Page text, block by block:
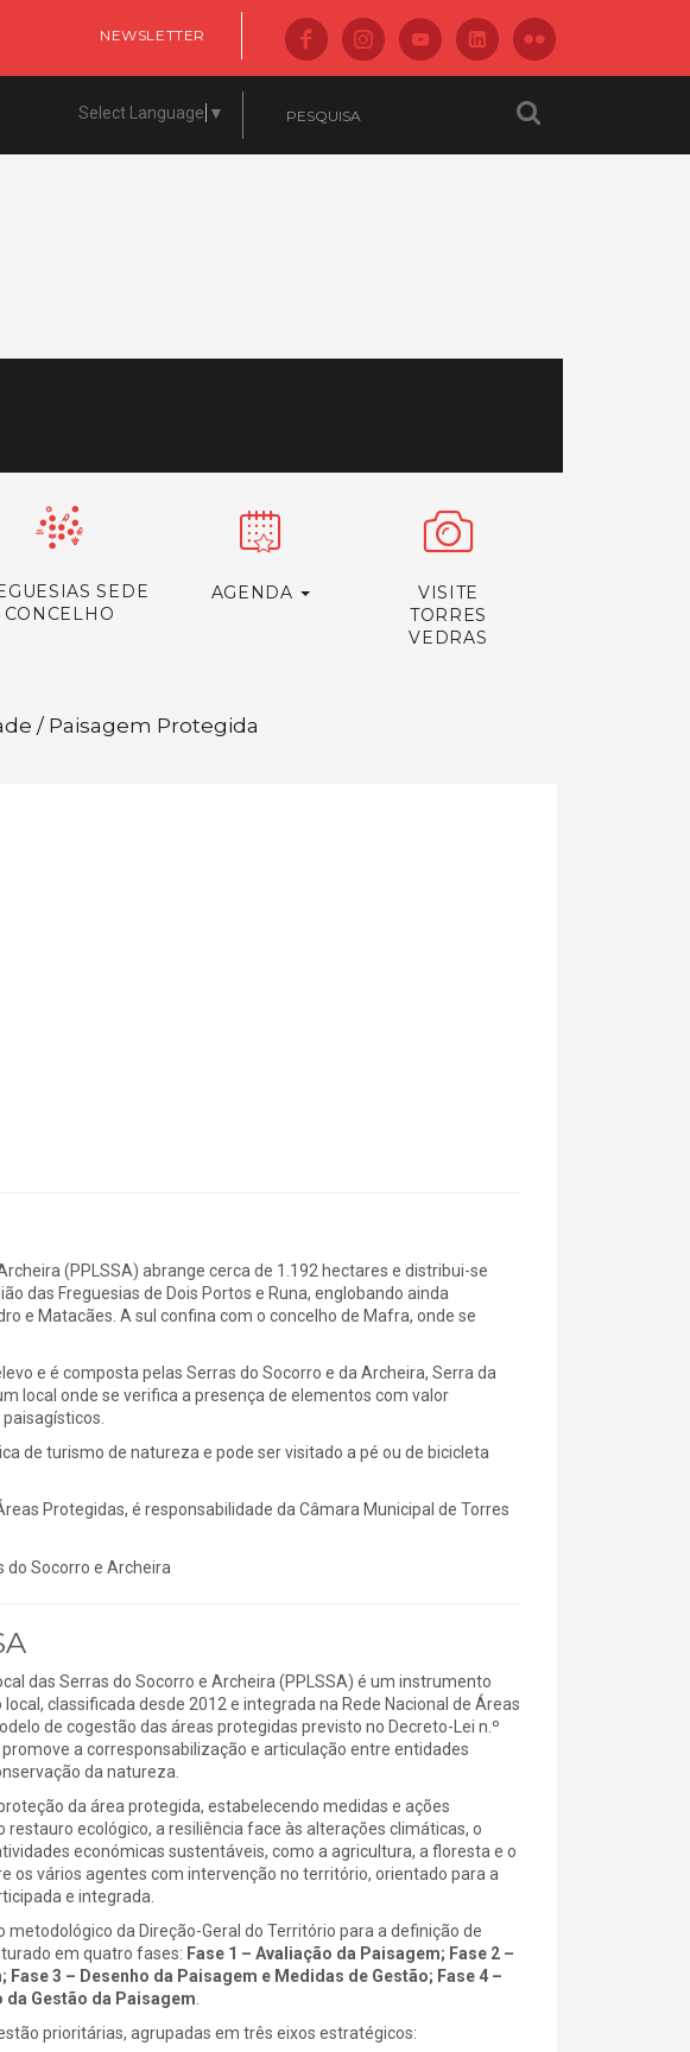
NEWSLETTER
Select Language ▼
SEDE
CONCELHO
AGENDA
VISITE
TORRES
VEDRAS
/ Paisagem Protegida
(PPLSSA) abrange cerca de 1.192 hectares e distribui-se
das Freguesias de Dois Portos e Runa, englobando ainda
e Matacães. A sul confina com o concelho de Mafra, onde se
e é composta pelas Serras do Socorro e da Archeira, Serra da
local onde se verifica a presença de elementos com valor
de turismo de natureza e pode ser visitado a pé ou de bicicleta
Protegidas, é responsabilidade da Câmara Municipal de Torres
das Serras do Socorro e Archeira (PPLSSA) é um instrumento
classificada desde 2012 e integrada na Rede Nacional de Áreas
de cogestão das áreas protegidas previsto no Decreto-Lei n.º
a corresponsabilização e articulação entre entidades
da natureza.
da área protegida, estabelecendo medidas e ações
ecológico, a resiliência face às alterações climáticas, o
económicas sustentáveis, como a agricultura, a floresta e o
vários agentes com intervenção no território, orientado para a
e integrada.
metodológico da Direção-Geral do Território para a definição de
em quatro fases: Fase 1 – Avaliação da Paisagem; Fase 2 –
3 – Desenho da Paisagem e Medidas de Gestão; Fase 4 –
Gestão da Paisagem
prioritárias, agrupadas em três eixos estratégicos: